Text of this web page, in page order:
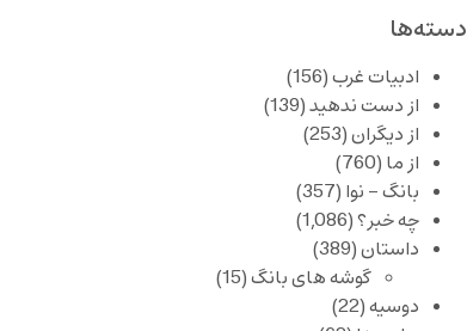
دسته‌ها
ادبیات غرب(156)
از دست ندهید(139)
از دیگران(253)
از ما (760)
بانگ – نوا (357)
چه خبر؟(1,086)
داستان(389)
گوشه های بانگ(15)
دوسیه(22)